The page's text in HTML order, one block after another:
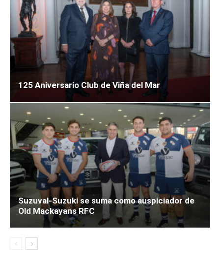
125 Aniversario Club de Viña del Mar
Suzuval-Suzuki se suma como auspiciador de
Old Mackayans RFC